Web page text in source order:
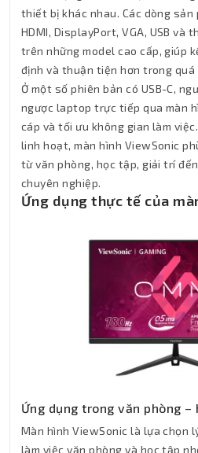
thiết bị khác nhau. Các dòng sản
HDMI, DisplayPort, VGA, USB và
trên những model cao cấp, giúp
định và thuận tiện hơn trong quá
Ở một số phiên bản có USB-C,
ngược laptop trực tiếp qua màn
cáp và tối ưu không gian làm
linh hoạt, màn hình ViewSonic
từ văn phòng, học tập, giải trí
chuyên nghiệp.
Ứng dụng thực tế của
Ứng dụng trong văn phòng –
Màn hình ViewSonic là lựa chọn
làm việc văn phòng và học tập